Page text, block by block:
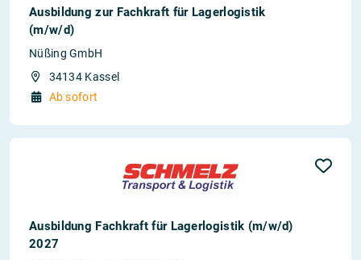
Ausbildung zur Fachkraft für Lagerlogistik
(m/w/d)
Nüßing GmbH
34134 Kassel
Ab sofort
Ausbildung Fachkraft für Lagerlogistik (m/w/d)
2027